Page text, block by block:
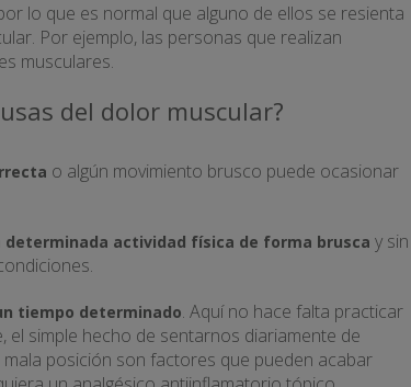
lo que es normal que alguno de ellos se resienta
Por ejemplo, las personas que realizan
musculares.
del dolor muscular?
o algún movimiento brusco puede ocasionar
actividad física de forma brusca y sin
tiempo determinado. Aquí no hace falta practicar
simple hecho de sentarnos diariamente de
posición son factores que pueden acabar